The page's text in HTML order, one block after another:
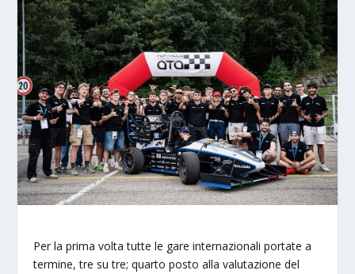
Per la prima volta tutte le gare internazionali portate a
termine, tre su tre; quarto posto alla valutazione del